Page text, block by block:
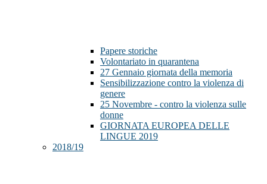
Papere storiche
Volontariato in quarantena
27 Gennaio giornata della memoria
Sensibilizzazione contro la violenza di
genere
25 Novembre - contro la violenza sulle
donne
GIORNATA EUROPEA DELLE
LINGUE 2019
2018/19